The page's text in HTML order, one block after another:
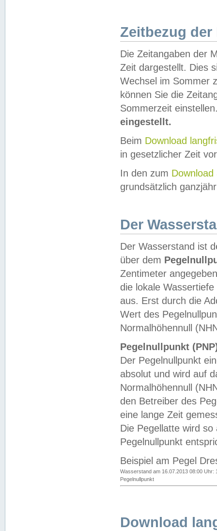
Zeitbezug der
Die Zeitangaben der
Zeit dargestellt. Dies
Wechsel im Sommer
können Sie die
Sommerzeit
eingestellt.
Beim Download
in gesetzlicher Zeit
In den zum Download
grundsätzlich
Der
Der Wasserstand ist
über dem
Zentimeter
die lokale
aus. Erst durch die
Wert des
Normalhöhennull
Pegelnullpunkt
Der Pegelnullpunkt
absolut und wird auf
Normalhöhennull
den Betreiber des
eine lange Zeit
Die Pegellatte wird
Pegelnullpunkt
Beispiel am Pegel
Wasserstand am 16.07.2013 08:00 Uhr:
Pegelnullpunkt
Download